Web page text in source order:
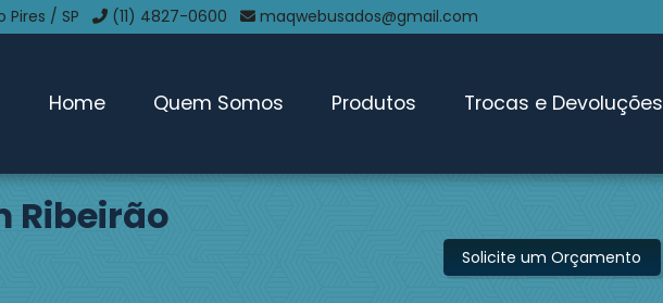
Pires / SP (11) 4827-0600 maqwebusados@gmail.com
Home Quem Somos Produtos Trocas e Devoluções
Ribeirão
Solicite um Orçamento